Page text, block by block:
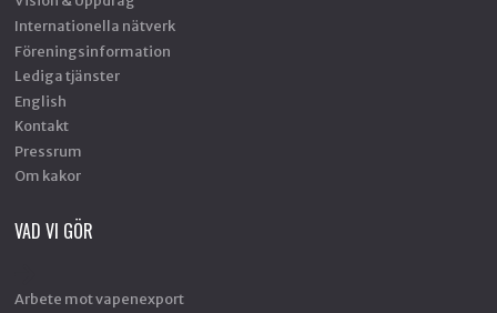
Internationella nätverk
Föreningsinformation
Lediga tjänster
English
Kontakt
Pressrum
Om kakor
VAD VI GÖR
Arbete mot vapenexport